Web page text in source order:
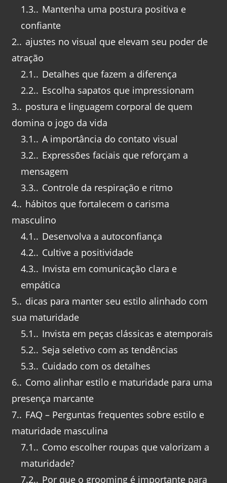
1.3. Mantenha uma postura positiva e
confiante
2. ajustes no visual que elevam seu poder de
atração
2.1. Detalhes que fazem a diferença
2.2. Escolha sapatos que impressionam
3. postura e linguagem corporal de quem
domina o jogo da vida
3.1. A importância do contato visual
3.2. Expressões faciais que reforçam a
mensagem
3.3. Controle da respiração e ritmo
4. hábitos que fortalecem o carisma
masculino
4.1. Desenvolva a autoconfiança
4.2. Cultive a positividade
4.3. Invista em comunicação clara e
empática
5. dicas para manter seu estilo alinhado com
sua maturidade
5.1. Invista em peças clássicas e atemporais
5.2. Seja seletivo com as tendências
5.3. Cuidado com os detalhes
6. Como alinhar estilo e maturidade para uma
presença marcante
7. FAQ – Perguntas frequentes sobre estilo e
maturidade masculina
7.1. Como escolher roupas que valorizam a
maturidade?
7.2. Por que o grooming é importante para